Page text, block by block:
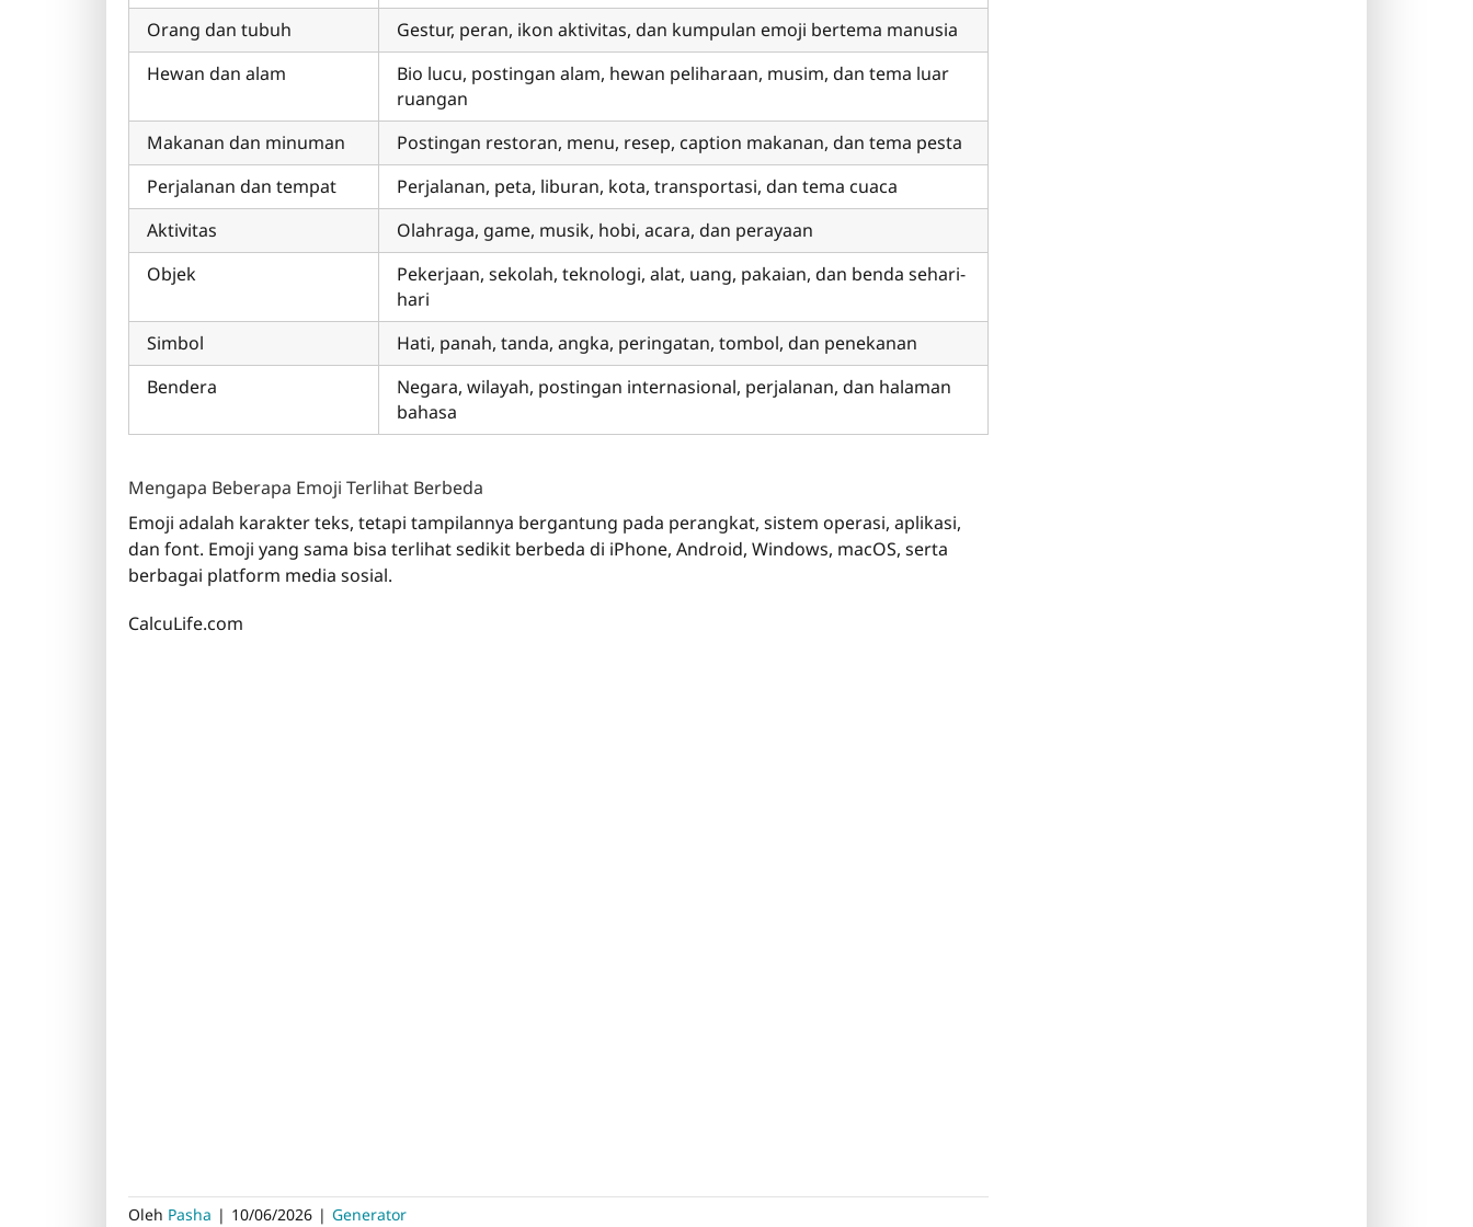
Orang dan tubuh
Gestur, peran, ikon aktivitas, dan kumpulan emoji bertema manusia
Hewan dan alam
Bio lucu, postingan alam, hewan peliharaan, musim, dan tema luar
ruangan
Makanan dan minuman
Postingan restoran, menu, resep, caption makanan, dan tema pesta
Perjalanan dan tempat
Perjalanan, peta, liburan, kota, transportasi, dan tema cuaca
Aktivitas
Olahraga, game, musik, hobi, acara, dan perayaan
Objek
Pekerjaan, sekolah, teknologi, alat, uang, pakaian, dan benda sehari-
hari
Simbol
Hati, panah, tanda, angka, peringatan, tombol, dan penekanan
Bendera
Negara, wilayah, postingan internasional, perjalanan, dan halaman
bahasa
Mengapa Beberapa Emoji Terlihat Berbeda
Emoji adalah karakter teks, tetapi tampilannya bergantung pada perangkat, sistem operasi, aplikasi,
dan font. Emoji yang sama bisa terlihat sedikit berbeda di iPhone, Android, Windows, macOS, serta
berbagai platform media sosial.
CalcuLife.com
Oleh Pasha | 10/06/2026 | Generator